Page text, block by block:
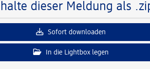
dieser Meldung als
Sofort downloaden
In die Lightbox legen